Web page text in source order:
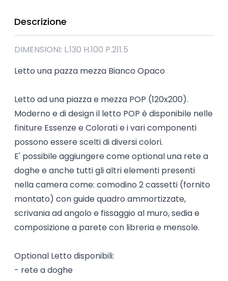
Descrizione
DIMENSIONI: L.130 H.100 P.211.5
Letto una pazza mezza Bianco Opaco
Letto ad una piazza e mezza POP (120x200).
Moderno e di design il letto POP è disponibile nelle
finiture Essenze e Colorati e i vari componenti
possono essere scelti di diversi colori.
E' possibile aggiungere come optional una rete a
doghe e anche tutti gli altri elementi presenti
nella camera come: comodino 2 cassetti (fornito
montato) con guide quadro ammortizzate,
scrivania ad angolo e fissaggio al muro, sedia e
composizione a parete con libreria e mensole.
Optional Letto disponibili:
- rete a doghe